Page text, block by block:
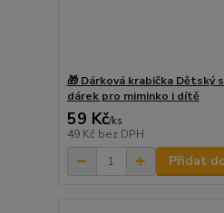
🎁 Dárková krabička Dětský
dárek pro miminko i dítě
59 Kč/ks
49 Kč bez DPH
Přidat